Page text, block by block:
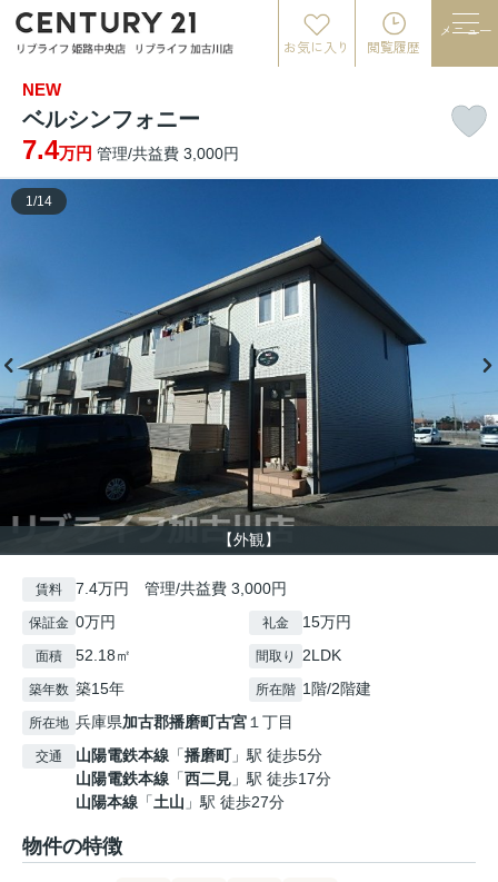
お気に入り 閲覧履歴
メニュー
NEW
ベルシンフォニー
7.4万円 管理/共益費 3,000円
【外観】
1 /14
賃料 7.4万円 管理/共益費 3,000円
保証金 0万円 礼金 15万円
面積 52.18㎡ 間取り 2LDK
築年数 築15年 所在階 1階/2階建
所在地 兵庫県加古郡播磨町古宮 １丁目
交通 山陽電鉄本線 「播磨町」駅 徒歩5分
山陽電鉄本線 「西二見 」駅 徒歩17分
山陽本線 「土山 」駅 徒歩27分
物件の特徴